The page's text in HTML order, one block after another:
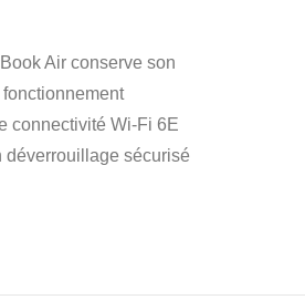
Air conserve son
connectivité Wi-Fi 6E
déverrouillage sécurisé